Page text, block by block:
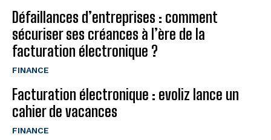
Défaillances d’entreprises : comment
sécuriser ses créances à l’ère de la
facturation électronique ?
FINANCE
Facturation électronique : evoliz lance un
cahier de vacances
FINANCE